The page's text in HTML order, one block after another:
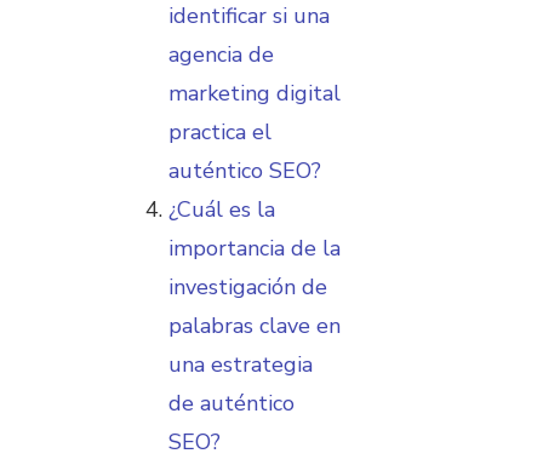
identificar si una
agencia de
marketing digital
practica el
auténtico SEO?
¿Cuál es la
importancia de la
investigación de
palabras clave en
una estrategia
de auténtico
SEO?